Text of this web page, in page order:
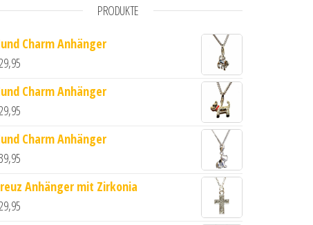
PRODUKTE
Charm Anhänger
Charm Anhänger
Charm Anhänger
Anhänger mit Zirkonia